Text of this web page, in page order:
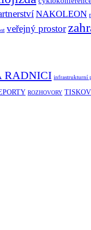
NAKOLEON
veřejný prostor
RADNICI infrastrukturní
ROZHOVORY